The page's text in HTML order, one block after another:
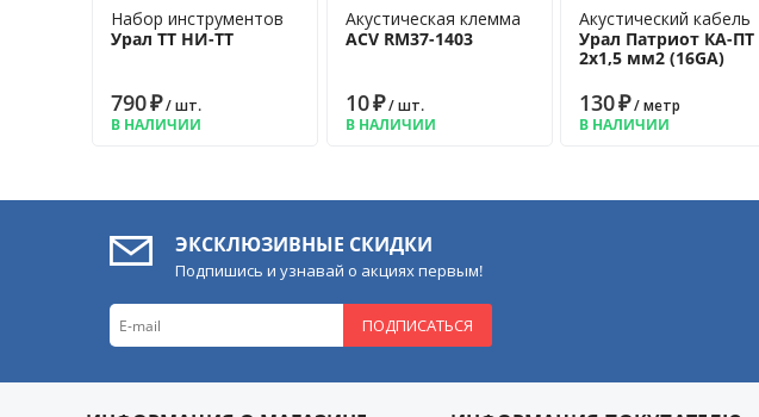
Набор инструментов
Урал ТТ НИ-ТТ
790₽/ шт.
В НАЛИЧИИ
Акустическая клемма
ACV RM37-1403
10₽/ шт.
В НАЛИЧИИ
Акустический кабель
Урал Патриот КА-ПТ
2х1,5 мм2 (16GA)
130₽/ метр
В НАЛИЧИИ
ЭКСКЛЮЗИВНЫЕ СКИДКИ
Подпишись и узнавай о акциях первым!
ПОДПИСАТЬСЯ